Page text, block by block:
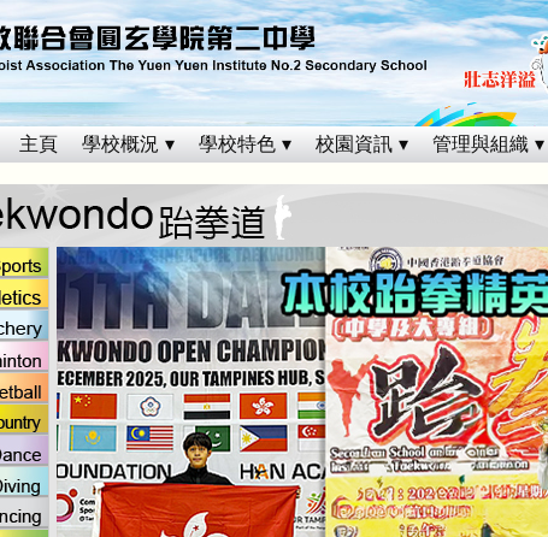
主頁 學校概況 學校特色 校園資訊 管理與組織